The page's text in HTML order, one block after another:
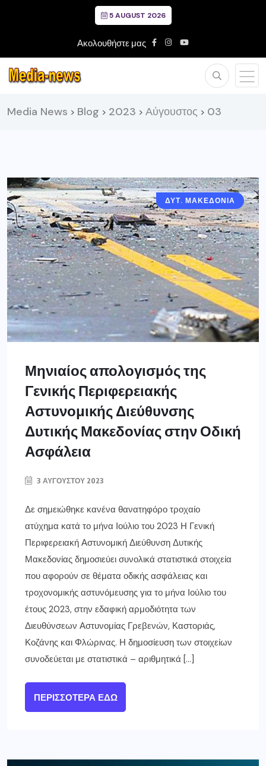
5 AUGUST 2026
Ακολουθήστε μας
Media News > Blog > 2023 > Αύγουστος > 03
ΔΥΤ. ΜΑΚΕΔΟΝΙΑ
Μηνιαίος απολογισμός της
Γενικής Περιφερειακής
Αστυνομικής Διεύθυνσης
Δυτικής Μακεδονίας στην Οδική
Ασφάλεια
3 ΑΥΓΟΎΣΤΟΥ 2023
Δε σημειώθηκε κανένα θανατηφόρο τροχαίο
ατύχημα κατά το μήνα Ιούλιο του 2023 Η Γενική
Περιφερειακή Αστυνομική Διεύθυνση Δυτικής
Μακεδονίας δημοσιεύει συνολικά στατιστικά στοιχεία
που αφορούν σε θέματα οδικής ασφάλειας και
τροχονομικής αστυνόμευσης για το μήνα Ιούλιο του
έτους 2023, στην εδαφική αρμοδιότητα των
Διευθύνσεων Αστυνομίας Γρεβενών, Καστοριάς,
Κοζάνης και Φλώρινας. Η δημοσίευση των στοιχείων
συνοδεύεται με στατιστικά – αριθμητικά […]
ΠΕΡΙΣΣΌΤΕΡΑ ΕΔΏ